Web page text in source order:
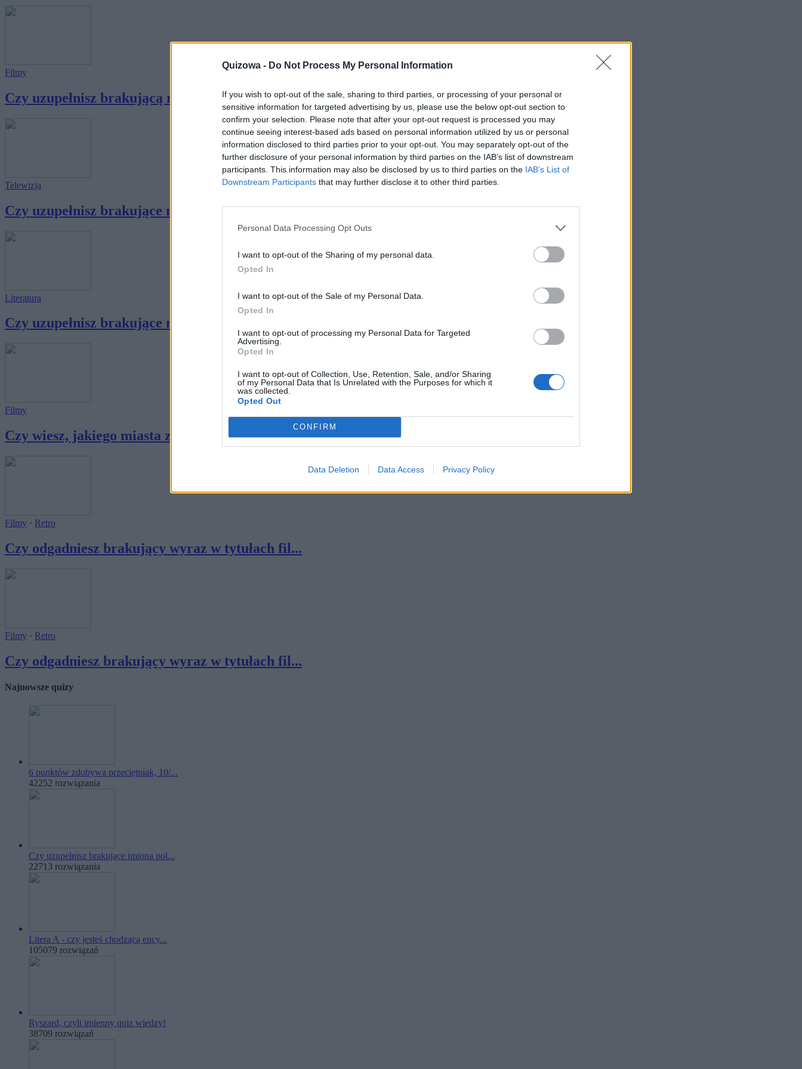
Quizowa - Do Not Process My Personal Information
If you wish to opt-out of the sale, sharing to third parties, or processing of your personal or
sensitive information for targeted advertising by us, please use the below opt-out section to
confirm your selection. Please note that after your opt-out request is processed you may
continue seeing interest-based ads based on personal information utilized by us or personal
information disclosed to third parties prior to your opt-out. You may separately opt-out of the
further disclosure of your personal information by third parties on the IAB’s list of downstream
participants. This information may also be disclosed by us to third parties on the IAB’s List of
Downstream Participants that may further disclose it to other third parties.
Personal Data Processing Opt Outs
I want to opt-out of the Sharing of my personal data.
Opted In
I want to opt-out of the Sale of my Personal Data.
Opted In
I want to opt-out of processing my Personal Data for Targeted
Advertising.
Opted In
I want to opt-out of Collection, Use, Retention, Sale, and/or Sharing
of my Personal Data that Is Unrelated with the Purposes for which it
was collected.
Opted Out
CONFIRM
Data Deletion Data Access Privacy Policy
Filmy
Czy uzupełnisz brakującą nazwę rośliny w tytu...
Telewizja
Czy uzupełnisz brakujące miejsce w tytule ser...
Literatura
Czy uzupełnisz brakujące miejsce w tytule ksi...
Filmy
Czy wiesz, jakiego miasta zabrakło w tytule?
Filmy · Retro
Czy odgadniesz brakujący wyraz w tytułach fil...
Filmy · Retro
Czy odgadniesz brakujący wyraz w tytułach fil...
Najnowsze quizy
6 punktów zdobywa przeciętniak, 10/...
42252 rozwiązania
Czy uzupełnisz brakujące imiona pol...
22713 rozwiązania
Litera A - czy jesteś chodzącą ency...
105079 rozwiązań
Ryszard, czyli imienny quiz wiedzy!
38709 rozwiązań